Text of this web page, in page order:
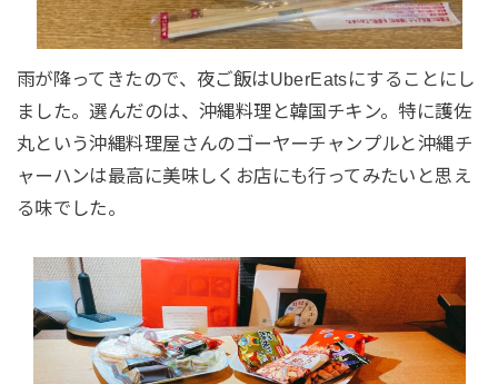
雨が降ってきたので、夜ご飯はUberEatsにすることにし
ました。選んだのは、沖縄料理と韓国チキン。特に護佐
丸という沖縄料理屋さんのゴーヤーチャンプルと沖縄チ
ャーハンは最高に美味しくお店にも行ってみたいと思え
る味でした。